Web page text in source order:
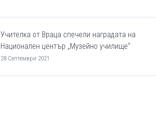
Учителка от Враца спечели наградата на
Национален център „Музейно училище“
28 Септември 2021